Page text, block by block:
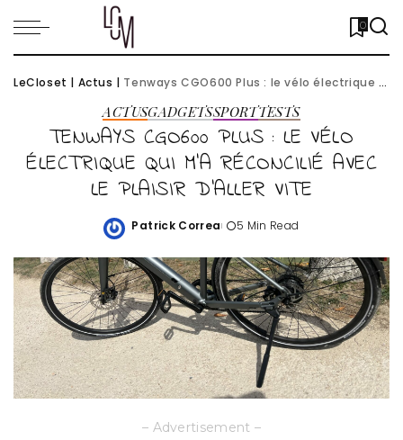
0
LeCloset | Actus | Tenways CGO600 Plus : le vélo électrique qui m’a réconcilié avec le plaisir d’aller vite
ACTUSGADGETSSPORTTESTS
TENWAYS CGO600 PLUS : LE VÉLO
ÉLECTRIQUE QUI M’A RÉCONCILIÉ AVEC
LE PLAISIR D’ALLER VITE
Posted
Patrick Correa 5 Min Read
– Advertisement –